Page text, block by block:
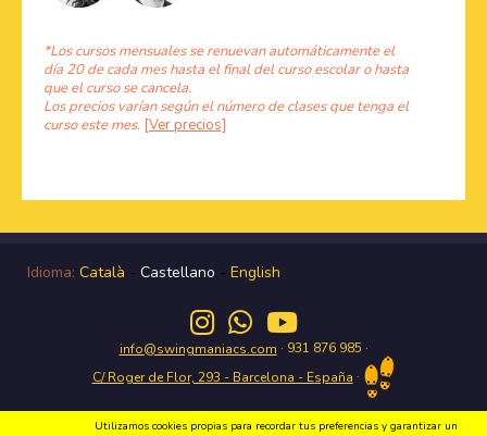
*Los cursos mensuales se renuevan automáticamente el
día 20 de cada mes hasta el final del curso escolar o hasta
que el curso se cancela.
Los precios varían según el número de clases que tenga el
curso este mes. [Ver precios]
Idioma: Català - Castellano - English
info@swingmaniacs.com · 931 876 985 ·
C/ Roger de Flor, 293 - Barcelona - España ·
Utilizamos cookies propias para recordar tus preferencias y garantizar un